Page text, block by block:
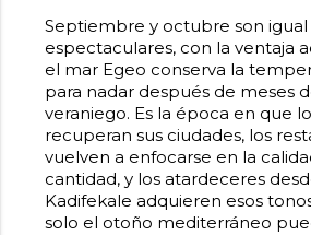
Septiembre y octubre son igual
espectaculares, con la ventaja
el mar Egeo conserva la
para nadar después de meses
veraniego. Es la época en que
recuperan sus ciudades, los
vuelven a enfocarse en la
cantidad, y los atardeceres
Kadifekale adquieren esos
solo el otoño mediterráneo